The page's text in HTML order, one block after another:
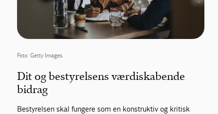
Foto: Getty Images
Dit og bestyrelsens værdiskabende
bidrag
Bestyrelsen skal fungere som en konstruktiv og kritisk